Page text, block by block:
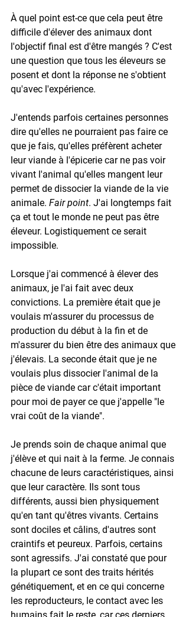
À quel point est-ce que cela peut être
difficile d'élever des animaux dont
l'objectif final est d'être mangés ? C'est
une question que tous les éleveurs se
posent et dont la réponse ne s'obtient
qu'avec l'expérience.
J'entends parfois certaines personnes
dire qu'elles ne pourraient pas faire ce
que je fais, qu'elles préfèrent acheter
leur viande à l'épicerie car ne pas voir
vivant l'animal qu'elles mangent leur
permet de dissocier la viande de la vie
animale. Fair point. J'ai longtemps fait
ça et tout le monde ne peut pas être
éleveur. Logistiquement ce serait
impossible.
Lorsque j'ai commencé à élever des
animaux, je l'ai fait avec deux
convictions. La première était que je
voulais m'assurer du processus de
production du début à la fin et de
m'assurer du bien être des animaux que
j'élevais. La seconde était que je ne
voulais plus dissocier l'animal de la
pièce de viande car c'était important
pour moi de payer ce que j'appelle "le
vrai coût de la viande".
Je prends soin de chaque animal que
j'élève et qui nait à la ferme. Je connais
chacune de leurs caractéristiques, ainsi
que leur caractère. Ils sont tous
différents, aussi bien physiquement
qu'en tant qu'êtres vivants. Certains
sont dociles et câlins, d'autres sont
craintifs et peureux. Parfois, certains
sont agressifs. J'ai constaté que pour
la plupart ce sont des traits hérités
génétiquement, et en ce qui concerne
les reproducteurs, le contact avec les
humains fait le reste, car ces derniers